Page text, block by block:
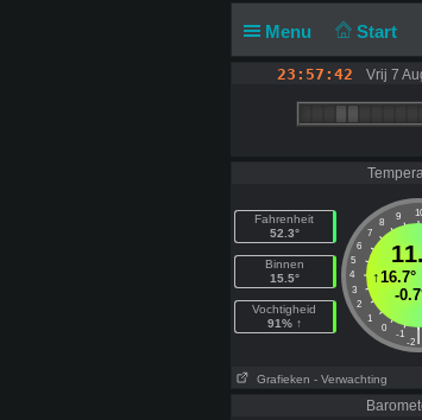
Menu Start
23:57:42 Vrij 7
Fahrenheit
52.3°
Binnen
15.5°
Vochtigheid
91% ↑
9
8
7
6
5
4
3
2
1
0
-1 |
-2
↑16.7°
-
Grafieken - Verwachting